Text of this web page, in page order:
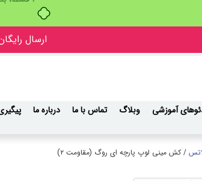
بدون
ارسال
آموزشی وبلاگ تماس با ما درباره ما
/ کش مینی لوپ پارچه ای روگ (مقاومت ۲)